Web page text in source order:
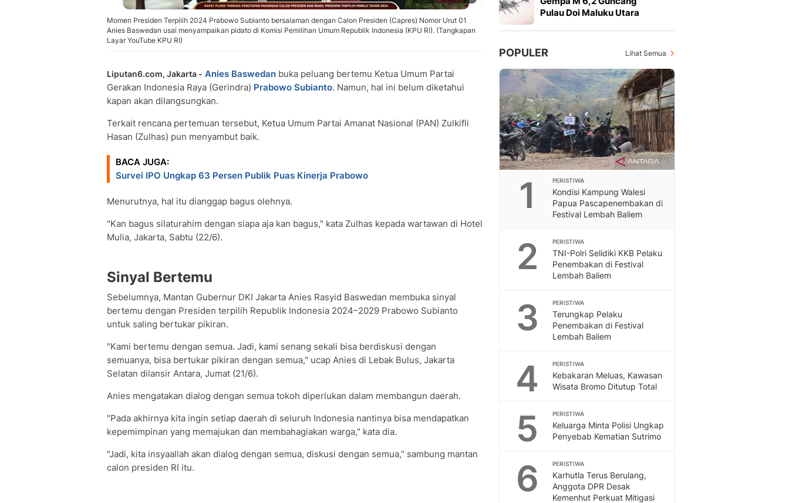
Momen Presiden Terpilih 2024 Prabowo Subianto bersalaman dengan Calon Presiden (Capres) Nomor Urut 01
Anies Baswedan usai menyampaikan pidato di Komisi Pemilihan Umum Republik Indonesia (KPU RI). (Tangkapan
Layar YouTube KPU RI)
Liputan6.com, Jakarta - Anies Baswedan buka peluang bertemu Ketua Umum Partai
Gerakan Indonesia Raya (Gerindra) Prabowo Subianto. Namun, hal ini belum diketahui
kapan akan dilangsungkan.
Terkait rencana pertemuan tersebut, Ketua Umum Partai Amanat Nasional (PAN) Zulkifli
Hasan (Zulhas) pun menyambut baik.
BACA JUGA:
Survei IPO Ungkap 63 Persen Publik Puas Kinerja Prabowo
Menurutnya, hal itu dianggap bagus olehnya.
"Kan bagus silaturahim dengan siapa aja kan bagus," kata Zulhas kepada wartawan di Hotel
Mulia, Jakarta, Sabtu (22/6).
Sinyal Bertemu
Sebelumnya, Mantan Gubernur DKI Jakarta Anies Rasyid Baswedan membuka sinyal
bertemu dengan Presiden terpilih Republik Indonesia 2024–2029 Prabowo Subianto
untuk saling bertukar pikiran.
"Kami bertemu dengan semua. Jadi, kami senang sekali bisa berdiskusi dengan
semuanya, bisa bertukar pikiran dengan semua," ucap Anies di Lebak Bulus, Jakarta
Selatan dilansir Antara, Jumat (21/6).
Anies mengatakan dialog dengan semua tokoh diperlukan dalam membangun daerah.
"Pada akhirnya kita ingin setiap daerah di seluruh Indonesia nantinya bisa mendapatkan
kepemimpinan yang memajukan dan membahagiakan warga," kata dia.
"Jadi, kita insyaallah akan dialog dengan semua, diskusi dengan semua," sambung mantan
calon presiden RI itu.
Pulau Doi Maluku Utara
POPULER Lihat Semua
1 PERISTIWA
Kondisi Kampung Walesi
Papua Pascapenembakan di
Festival Lembah Baliem
2 PERISTIWA
TNI-Polri Selidiki KKB Pelaku
Penembakan di Festival
Lembah Baliem
3 PERISTIWA
Terungkap Pelaku
Penembakan di Festival
Lembah Baliem
4 PERISTIWA
Kebakaran Meluas, Kawasan
Wisata Bromo Ditutup Total
5 PERISTIWA
Keluarga Minta Polisi Ungkap
Penyebab Kematian Sutrimo
6 PERISTIWA
Karhutla Terus Berulang,
Anggota DPR Desak
Kemenhut Perkuat Mitigasi